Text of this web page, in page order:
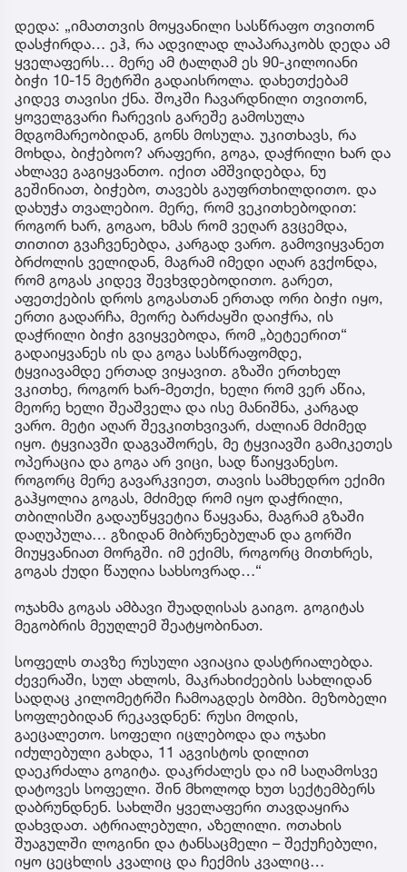
დედა: „იმათთვის მოყვანილი სასწრაფო თვითონ
დასჭირდა… ეჰ, რა ადვილად ლაპარაკობს დედა ამ
ყველაფერს… მერე ამ ტალღამ ეს 90-კილოიანი
ბიჭი 10-15 მეტრში გადაისროლა. დახეთქებამ
კიდევ თავისი ქნა. შოკში ჩავარდნილი თვითონ,
ყოველგვარი ჩარევის გარეშე გამოსულა
მდგომარეობიდან, გონს მოსულა. უკითხავს, რა
მოხდა, ბიჭებოო? არაფერი, გოგა, დაჭრილი ხარ და
ახლავე გაგიყვანთო. იქით ამშვიდებდა, ნუ
გეშინიათ, ბიჭებო, თავებს გაუფრთხილდითო. და
დახუჭა თვალებიო. მერე, რომ ვეკითხებოდით:
როგორ ხარ, გოგაო, ხმას რომ ვეღარ გვცემდა,
თითით გვაჩვენებდა, კარგად ვარო. გამოვიყვანეთ
ბრძოლის ველიდან, მაგრამ იმედი აღარ გვქონდა,
რომ გოგას კიდევ შევხვდებოდითო. გარეთ,
აფეთქების დროს გოგასთან ერთად ორი ბიჭი იყო,
ერთი გადარჩა, მეორე ბარძაყში დაიჭრა, ის
დაჭრილი ბიჭი გვიყვებოდა, რომ „ბეტეერით“
გადაიყვანეს ის და გოგა სასწრაფომდე,
ტყვიავამდე ერთად ვიყავით. გზაში ერთხელ
ვკითხე, როგორ ხარ-მეთქი, ხელი რომ ვერ აწია,
მეორე ხელი შეაშველა და ისე მანიშნა, კარგად
ვარო. მეტი აღარ შევკითხვივარ, ძალიან მძიმედ
იყო. ტყვიავში დაგვაშორეს, მე ტყვიავში გამიკეთეს
ოპერაცია და გოგა არ ვიცი, სად წაიყვანესო.
როგორც მერე გავარკვიეთ, თავის სამხედრო ექიმი
გაჰყოლია გოგას, მძიმედ რომ იყო დაჭრილი,
თბილისში გადაუწყვეტია წაყვანა, მაგრამ გზაში
დაღუპულა… გზიდან მიბრუნებულან და გორში
მიუყვანიათ მორგში. იმ ექიმს, როგორც მითხრეს,
გოგას ქუდი წაუღია სახსოვრად…“
ოჯახმა გოგას ამბავი შუადღისას გაიგო. გოგიტას
მეგობრის მეუღლემ შეატყობინათ.
სოფელს თავზე რუსული ავიაცია დასტრიალებდა.
ძევერაში, სულ ახლოს, მაკრახიძეების სახლიდან
სადღაც კილომეტრში ჩამოაგდეს ბომბი. მეზობელი
სოფლებიდან რეკავდნენ: რუსი მოდის,
გაეცალეთო. სოფელი იცლებოდა და ოჯახი
იძულებული გახდა, 11 აგვისტოს დილით
დაეკრძალა გოგიტა. დაკრძალეს და იმ საღამოსვე
დატოვეს სოფელი. შინ მხოლოდ ხუთ სექტემბერს
დაბრუნდნენ. სახლში ყველაფერი თავდაყირა
დახვდათ. ატრიალებული, აზელილი. ოთახის
შუაგულში ლოგინი და ტანსაცმელი – შექუჩებული,
იყო ცეცხლის კვალიც და ჩექმის კვალიც…